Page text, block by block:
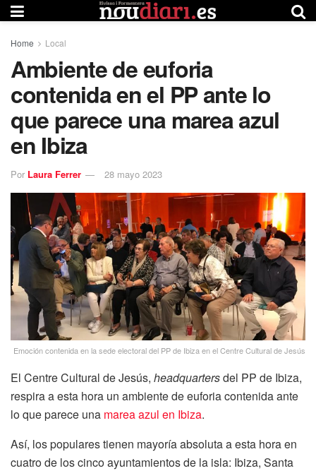
Home Local
Ambiente de euforia
contenida en el PP ante lo
que parece una marea azul
en Ibiza
Por Laura Ferrer 28 mayo 2023
Emoción contenida en la sede electoral del PP de Ibiza en el Centre Cultural de Jesús
El Centre Cultural de Jesús, headquartersdel PP de Ibiza,
respira a esta hora un ambiente de euforia contenida ante
lo que parece una marea azul en Ibiza.
Así, los populares tienen mayoría absoluta a esta hora en
cuatro de los cinco ayuntamientos de la isla: Ibiza, Santa